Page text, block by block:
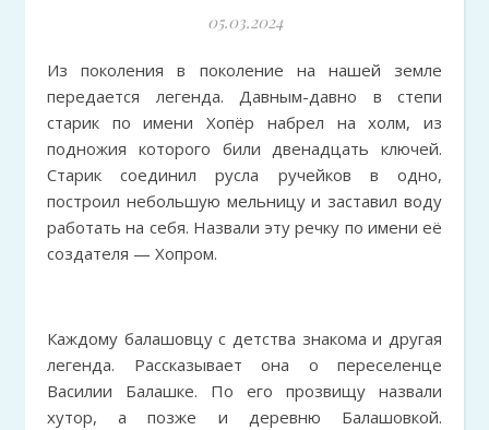
05.03.2024
Из поколения в поколение на нашей земле
передается легенда. Давным-давно в степи
старик по имени Хопёр набрел на холм, из
подножия которого били двенадцать ключей.
Старик соединил русла ручейков в одно,
построил небольшую мельницу и заставил воду
работать на себя. Назвали эту речку по имени её
создателя — Хопром.
Каждому балашовцу с детства знакома и другая
легенда. Рассказывает она о переселенце
Василии Балашке. По его прозвищу назвали
хутор, а позже и деревню Балашовкой.